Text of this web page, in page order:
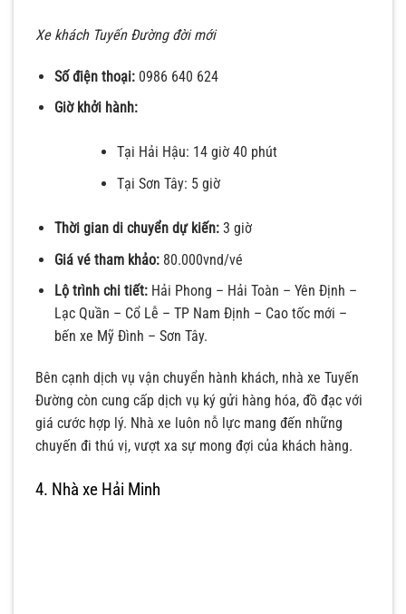
Xe khách Tuyến Đường đời mới
Số điện thoại:0986 640 624
Giờ khởi hành:
Tại Hải Hậu: 14 giờ 40 phút
Tại Sơn Tây: 5 giờ
Thời gian di chuyển dự kiến:3 giờ
Giá vé tham khảo:80.000vnd/vé
Lộ trình chi tiết:Hải Phong – Hải Toàn – Yên Định –
Lạc Quần – Cổ Lễ – TP Nam Định – Cao tốc mới –
bến xe Mỹ Đình – Sơn Tây.
Bên cạnh dịch vụ vận chuyển hành khách, nhà xe Tuyến
Đường còn cung cấp dịch vụ ký gửi hàng hóa, đồ đạc với
giá cước hợp lý. Nhà xe luôn nỗ lực mang đến những
chuyến đi thú vị, vượt xa sự mong đợi của khách hàng.
4. Nhà xe Hải Minh